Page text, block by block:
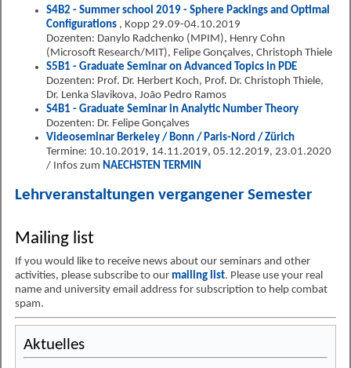
S4B2 - Summer school 2019 - Sphere Packings and Optimal
Configurations , Kopp 29.09-04.10.2019
Dozenten: Danylo Radchenko (MPIM), Henry Cohn
(Microsoft Research/MIT), Felipe Gonçalves, Christoph Thiele
S5B1 - Graduate Seminar on Advanced Topics in PDE
Dozenten: Prof. Dr. Herbert Koch, Prof. Dr. Christoph Thiele,
Dr. Lenka Slavikova, João Pedro Ramos
S4B1 - Graduate Seminar in Analytic Number Theory
Dozenten: Dr. Felipe Gonçalves
Videoseminar Berkeley / Bonn / Paris-Nord / Zürich
Termine: 10.10.2019, 14.11.2019, 05.12.2019, 23.01.2020
/ Infos zum NAECHSTEN TERMIN
Lehrveranstaltungen vergangener Semester
Mailing list
If you would like to receive news about our seminars and other
activities, please subscribe to our mailing list. Please use your real
name and university email address for subscription to help combat
spam.
Aktuelles